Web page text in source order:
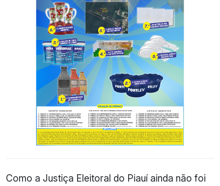
Como a Justiça Eleitoral do Piauí ainda não foi